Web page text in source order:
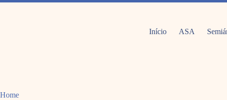
Pular
Início ASA
Home